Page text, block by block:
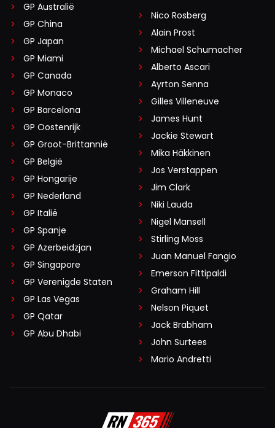
GP Australië
GP China
GP Japan
GP Miami
GP Canada
GP Monaco
GP Barcelona
GP Oostenrijk
GP Groot-Brittannië
GP België
GP Hongarije
GP Nederland
GP Italië
GP Spanje
GP Azerbeidzjan
GP Singapore
GP Verenigde Staten
GP Las Vegas
GP Qatar
GP Abu Dhabi
Nico Rosberg
Alain Prost
Michael Schumacher
Alberto Ascari
Ayrton Senna
Gilles Villeneuve
James Hunt
Jackie Stewart
Mika Häkkinen
Jos Verstappen
Jim Clark
Niki Lauda
Nigel Mansell
Stirling Moss
Juan Manuel Fangio
Emerson Fittipaldi
Graham Hill
Nelson Piquet
Jack Brabham
John Surtees
Mario Andretti